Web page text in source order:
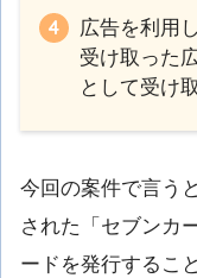
広告を利用
受け取った
として受け
今回の案件で言う
された「セブンカ
ードを発行するこ